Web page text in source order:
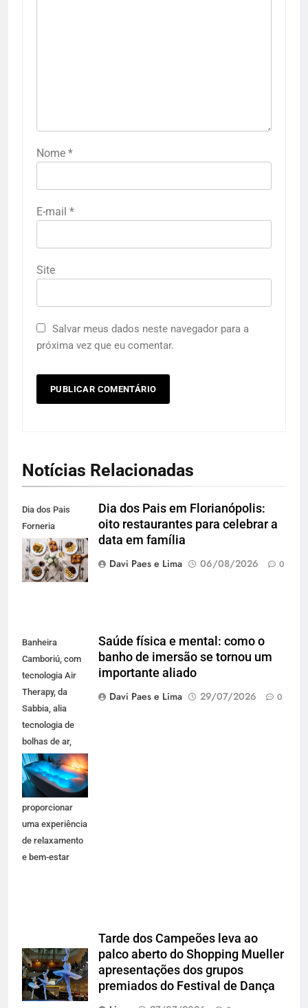
Nome *
E-mail *
Site
Salvar meus dados neste navegador para a
próxima vez que eu comentar.
Notícias Relacionadas
Dia dos Pais
Forneria
Carbone. Foto
Agência Blend
Dia dos Pais em Florianópolis:
oito restaurantes para celebrar a
data em família
Davi Paes e Lima
06/08/2026 0
Banheira
Camboriú, com
tecnologia Air
Therapy, da
Sabbia, alia
tecnologia de
bolhas de ar,
iluminação em
LED e design
premium para
proporcionar
uma experiência
de relaxamento
e bem-estar
Saúde física e mental: como o
banho de imersão se tornou um
importante aliado
Davi Paes e Lima
29/07/2026 0
Tarde dos Campeões leva ao
palco aberto do Shopping Mueller
apresentações dos grupos
premiados do Festival de Dança